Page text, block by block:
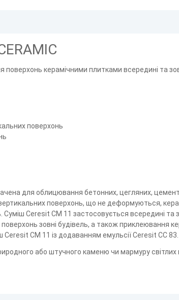
керамічними плитками всередині та
поверхонь
для облицювання бетонних, цегляних,
поверхонь, що не деформуються,
Ceresit СМ 11 застосовується всередині та
зовні будівель, а також приклеювання
CM 11 із додаванням емульсії Ceresit CC 83.
або штучного каменю чи мармуру світлих